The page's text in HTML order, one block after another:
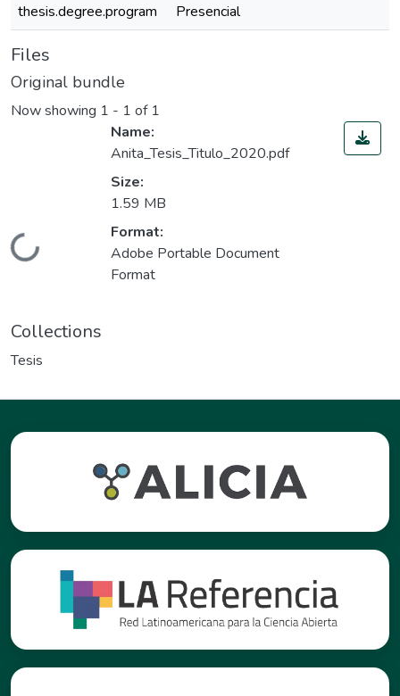
thesis.degree.program
Presencial
Files
Original bundle
Now showing 1 - 1 of 1
Loading...
Name:
Anita_Tesis_Titulo_2020.pdf
Size:
1.59 MB
Format:
Adobe Portable Document
Format
Collections
Tesis